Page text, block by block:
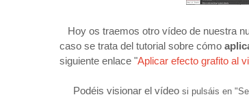
Hoy os traemos otro vídeo de nuestra
caso se trata del tutorial sobre cómo
siguiente enlace "Aplicar efecto grafito al
Podéis visionar el vídeo si pulsáis en